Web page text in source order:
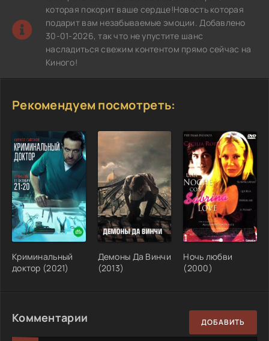
которая покорит ваше сердце!Новость которая
подарит вам незабываемые эмоции. Добавлено
30-01-2026, так что не упустите шанс
насладиться свежим контентом прямо сейчас на
Киного!
Рекомендуем посмотреть:
Криминальный
доктор (2021)
Демоны Да Винчи
(2013)
Ночь любви
(2000)
Комментарии ДОБАВИТЬ